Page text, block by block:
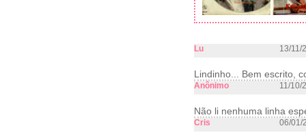
Lu 13/11/
Lindinho... Bem escrito,
Anônimo 11/10/
Não li nenhuma linha
Cris 06/01/